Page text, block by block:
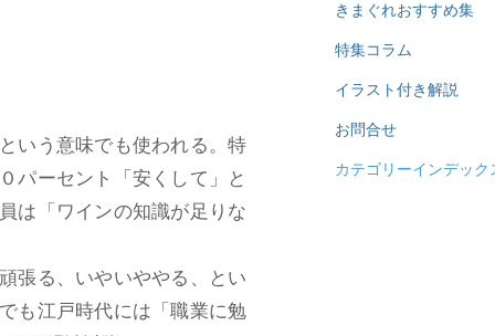
いう意味でも使われる。特
パーセント「安くして」と
は「ワインの知識が足りな
張る、いやいややる、とい
も江戸時代には「職業に勉
きまぐれおすすめ集
特集コラム
イラスト付き解説
お問合せ
カテゴリーインデック